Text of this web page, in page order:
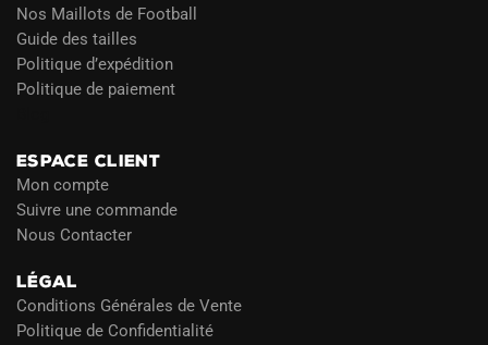
Nos Maillots de Football
Guide des tailles
Politique d’expédition
Politique de paiement
ESPACE CLIENT
Mon compte
Suivre une commande
Nous Contacter
LÉGAL
Conditions Générales de Vente
Politique de Confidentialité